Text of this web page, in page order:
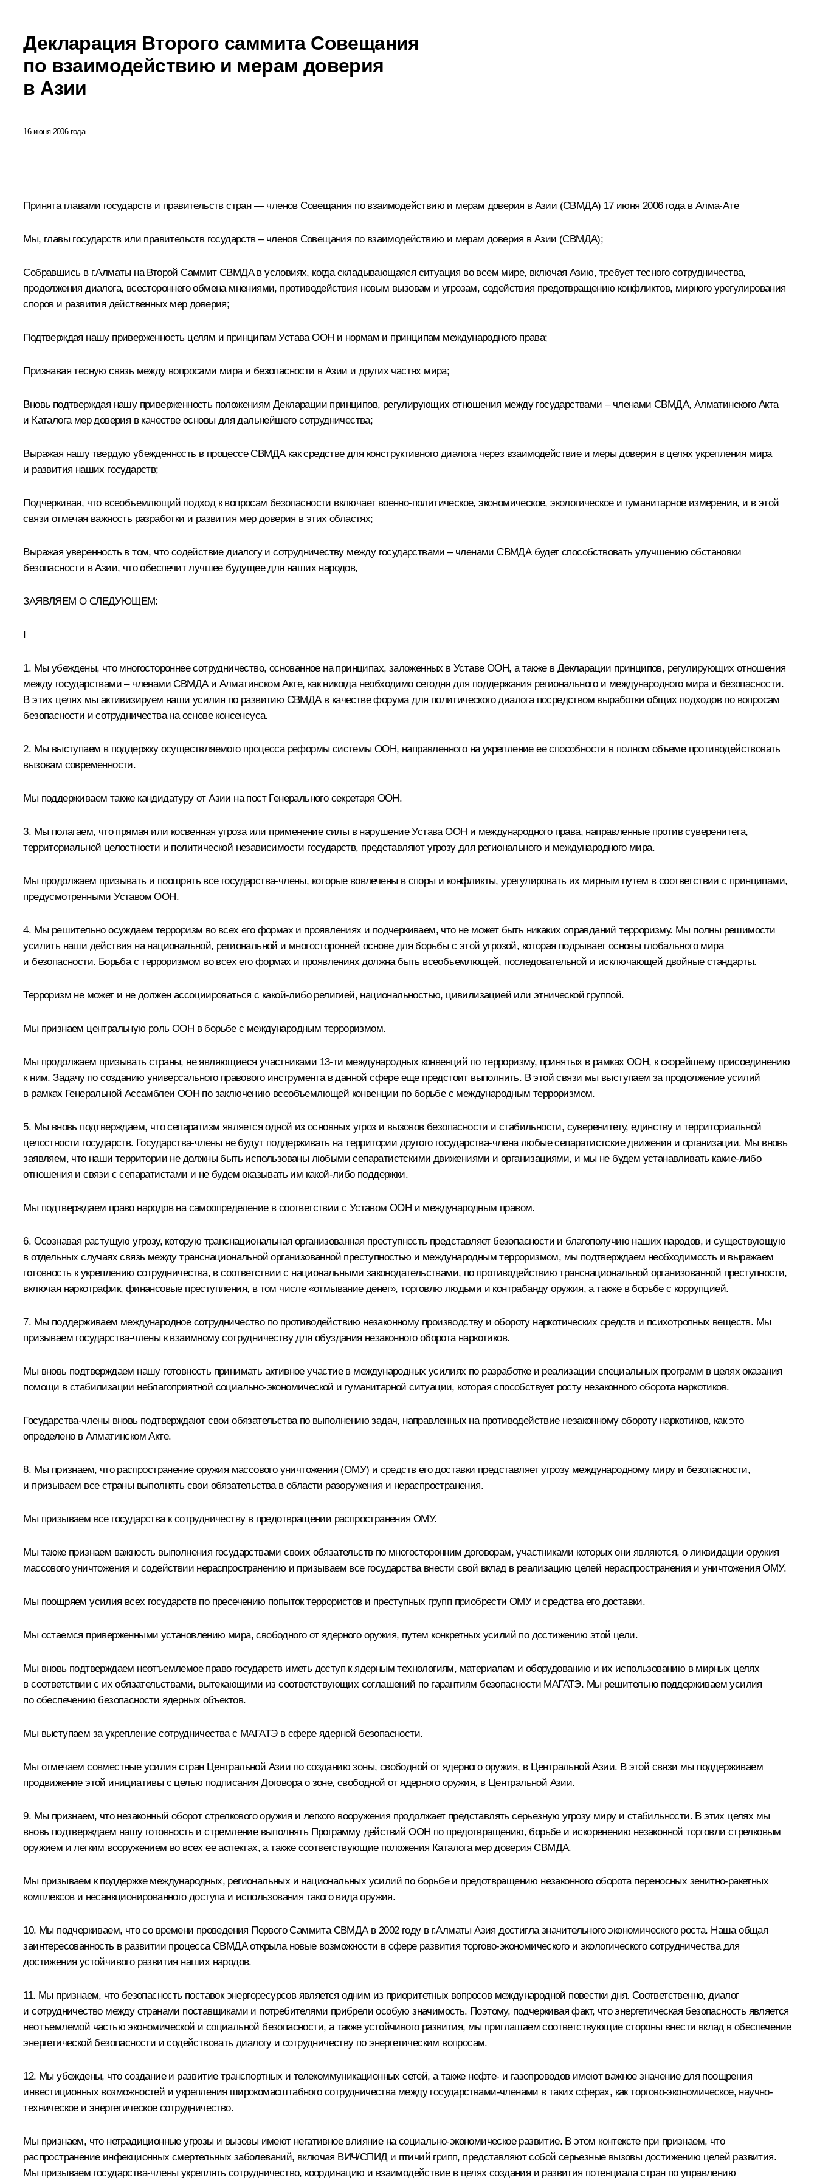
Декларация Второго саммита Совещания
по взаимодействию и мерам доверия
в Азии
16 июня 2006 года
Принята главами государств и правительств стран — членов Совещания по взаимодействию и мерам доверия в Азии (СВМДА) 17 июня 2006 года в Алма-Ате
Мы, главы государств или правительств государств – членов Совещания по взаимодействию и мерам доверия в Азии (СВМДА);
Собравшись в г.Алматы на Второй Саммит СВМДА в условиях, когда складывающаяся ситуация во всем мире, включая Азию, требует тесного сотрудничества,
продолжения диалога, всестороннего обмена мнениями, противодействия новым вызовам и угрозам, содействия предотвращению конфликтов, мирного урегулирования
споров и развития действенных мер доверия;
Подтверждая нашу приверженность целям и принципам Устава ООН и нормам и принципам международного права;
Признавая тесную связь между вопросами мира и безопасности в Азии и других частях мира;
Вновь подтверждая нашу приверженность положениям Декларации принципов, регулирующих отношения между государствами – членами СВМДА, Алматинского Акта
и Каталога мер доверия в качестве основы для дальнейшего сотрудничества;
Выражая нашу твердую убежденность в процессе СВМДА как средстве для конструктивного диалога через взаимодействие и меры доверия в целях укрепления мира
и развития наших государств;
Подчеркивая, что всеобъемлющий подход к вопросам безопасности включает военно-политическое, экономическое, экологическое и гуманитарное измерения, и в этой
связи отмечая важность разработки и развития мер доверия в этих областях;
Выражая уверенность в том, что содействие диалогу и сотрудничеству между государствами – членами СВМДА будет способствовать улучшению обстановки
безопасности в Азии, что обеспечит лучшее будущее для наших народов,
ЗАЯВЛЯЕМ О СЛЕДУЮЩЕМ:
1. Мы убеждены, что многостороннее сотрудничество, основанное на принципах, заложенных в Уставе ООН, а также в Декларации принципов, регулирующих отношения
между государствами – членами СВМДА и Алматинском Акте, как никогда необходимо сегодня для поддержания регионального и международного мира и безопасности.
В этих целях мы активизируем наши усилия по развитию СВМДА в качестве форума для политического диалога посредством выработки общих подходов по вопросам
безопасности и сотрудничества на основе консенсуса.
2. Мы выступаем в поддержку осуществляемого процесса реформы системы ООН, направленного на укрепление ее способности в полном объеме противодействовать
вызовам современности.
Мы поддерживаем также кандидатуру от Азии на пост Генерального секретаря ООН.
3. Мы полагаем, что прямая или косвенная угроза или применение силы в нарушение Устава ООН и международного права, направленные против суверенитета,
территориальной целостности и политической независимости государств, представляют угрозу для регионального и международного мира.
Мы продолжаем призывать и поощрять все государства-члены, которые вовлечены в споры и конфликты, урегулировать их мирным путем в соответствии с принципами,
предусмотренными Уставом ООН.
4. Мы решительно осуждаем терроризм во всех его формах и проявлениях и подчеркиваем, что не может быть никаких оправданий терроризму. Мы полны решимости
усилить наши действия на национальной, региональной и многосторонней основе для борьбы с этой угрозой, которая подрывает основы глобального мира
и безопасности. Борьба с терроризмом во всех его формах и проявлениях должна быть всеобъемлющей, последовательной и исключающей двойные стандарты.
Терроризм не может и не должен ассоциироваться с какой‑либо религией, национальностью, цивилизацией или этнической группой.
Мы признаем центральную роль ООН в борьбе с международным терроризмом.
Мы продолжаем призывать страны, не являющиеся участниками 13-ти международных конвенций по терроризму, принятых в рамках ООН, к скорейшему присоединению
к ним. Задачу по созданию универсального правового инструмента в данной сфере еще предстоит выполнить. В этой связи мы выступаем за продолжение усилий
в рамках Генеральной Ассамблеи ООН по заключению всеобъемлющей конвенции по борьбе с международным терроризмом.
5. Мы вновь подтверждаем, что сепаратизм является одной из основных угроз и вызовов безопасности и стабильности, суверенитету, единству и территориальной
целостности государств. Государства-члены не будут поддерживать на территории другого государства-члена любые сепаратистские движения и организации. Мы вновь
заявляем, что наши территории не должны быть использованы любыми сепаратистскими движениями и организациями, и мы не будем устанавливать какие‑либо
отношения и связи с сепаратистами и не будем оказывать им какой‑либо поддержки.
Мы подтверждаем право народов на самоопределение в соответствии с Уставом ООН и международным правом.
6. Осознавая растущую угрозу, которую транснациональная организованная преступность представляет безопасности и благополучию наших народов, и существующую
в отдельных случаях связь между транснациональной организованной преступностью и международным терроризмом, мы подтверждаем необходимость и выражаем
готовность к укреплению сотрудничества, в соответствии с национальными законодательствами, по противодействию транснациональной организованной преступности,
включая наркотрафик, финансовые преступления, в том числе «отмывание денег», торговлю людьми и контрабанду оружия, а также в борьбе с коррупцией.
7. Мы поддерживаем международное сотрудничество по противодействию незаконному производству и обороту наркотических средств и психотропных веществ. Мы
призываем государства-члены к взаимному сотрудничеству для обуздания незаконного оборота наркотиков.
Мы вновь подтверждаем нашу готовность принимать активное участие в международных усилиях по разработке и реализации специальных программ в целях оказания
помощи в стабилизации неблагоприятной социально-экономической и гуманитарной ситуации, которая способствует росту незаконного оборота наркотиков.
Государства-члены вновь подтверждают свои обязательства по выполнению задач, направленных на противодействие незаконному обороту наркотиков, как это
определено в Алматинском Акте.
8. Мы признаем, что распространение оружия массового уничтожения (ОМУ) и средств его доставки представляет угрозу международному миру и безопасности,
и призываем все страны выполнять свои обязательства в области разоружения и нераспространения.
Мы призываем все государства к сотрудничеству в предотвращении распространения ОМУ.
Мы также признаем важность выполнения государствами своих обязательств по многосторонним договорам, участниками которых они являются, о ликвидации оружия
массового уничтожения и содействии нераспространению и призываем все государства внести свой вклад в реализацию целей нераспространения и уничтожения ОМУ.
Мы поощряем усилия всех государств по пресечению попыток террористов и преступных групп приобрести ОМУ и средства его доставки.
Мы остаемся приверженными установлению мира, свободного от ядерного оружия, путем конкретных усилий по достижению этой цели.
Мы вновь подтверждаем неотъемлемое право государств иметь доступ к ядерным технологиям, материалам и оборудованию и их использованию в мирных целях
в соответствии с их обязательствами, вытекающими из соответствующих соглашений по гарантиям безопасности МАГАТЭ. Мы решительно поддерживаем усилия
по обеспечению безопасности ядерных объектов.
Мы выступаем за укрепление сотрудничества с МАГАТЭ в сфере ядерной безопасности.
Мы отмечаем совместные усилия стран Центральной Азии по созданию зоны, свободной от ядерного оружия, в Центральной Азии. В этой связи мы поддерживаем
продвижение этой инициативы с целью подписания Договора о зоне, свободной от ядерного оружия, в Центральной Азии.
9. Мы признаем, что незаконный оборот стрелкового оружия и легкого вооружения продолжает представлять серьезную угрозу миру и стабильности. В этих целях мы
вновь подтверждаем нашу готовность и стремление выполнять Программу действий ООН по предотвращению, борьбе и искоренению незаконной торговли стрелковым
оружием и легким вооружением во всех ее аспектах, а также соответствующие положения Каталога мер доверия СВМДА.
Мы призываем к поддержке международных, региональных и национальных усилий по борьбе и предотвращению незаконного оборота переносных зенитно-ракетных
комплексов и несанкционированного доступа и использования такого вида оружия.
10. Мы подчеркиваем, что со времени проведения Первого Саммита СВМДА в 2002 году в г.Алматы Азия достигла значительного экономического роста. Наша общая
заинтересованность в развитии процесса СВМДА открыла новые возможности в сфере развития торгово-экономического и экологического сотрудничества для
достижения устойчивого развития наших народов.
11. Мы признаем, что безопасность поставок энергоресурсов является одним из приоритетных вопросов международной повестки дня. Соответственно, диалог
и сотрудничество между странами поставщиками и потребителями прибрели особую значимость. Поэтому, подчеркивая факт, что энергетическая безопасность является
неотъемлемой частью экономической и социальной безопасности, а также устойчивого развития, мы приглашаем соответствующие стороны внести вклад в обеспечение
энергетической безопасности и содействовать диалогу и сотрудничеству по энергетическим вопросам.
12. Мы убеждены, что создание и развитие транспортных и телекоммуникационных сетей, а также нефте- и газопроводов имеют важное значение для поощрения
инвестиционных возможностей и укрепления широкомасштабного сотрудничества между государствами-членами в таких сферах, как торгово-экономическое, научно-
техническое и энергетическое сотрудничество.
Мы признаем, что нетрадиционные угрозы и вызовы имеют негативное влияние на социально-экономическое развитие. В этом контексте при признаем, что
распространение инфекционных смертельных заболеваний, включая ВИЧ/СПИД и птичий грипп, представляют собой серьезные вызовы достижению целей развития.
Мы призываем государства-члены укреплять сотрудничество, координацию и взаимодействие в целях создания и развития потенциала стран по управлению